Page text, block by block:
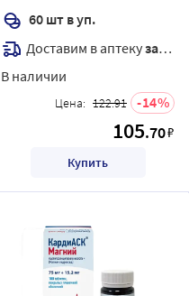
60 шт в уп.
Доставим в аптекузавтра
В наличии
Цена: 122.91 14
105.70₽
Купить